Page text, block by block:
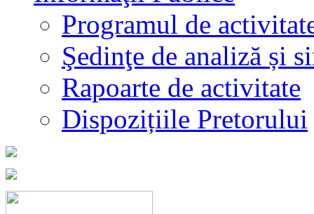
Programul de
Şedinţe de analiză și
Rapoarte de activitate
Dispozițiile Pretorului